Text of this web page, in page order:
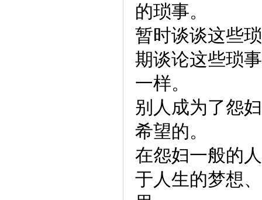
的琐事。
暂时谈谈这些
期谈论这些琐
一样。
别人成为了怨
希望的。
在怨妇一般的
于人生的梦想